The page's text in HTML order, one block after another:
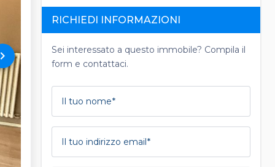
keyboard_arrow_right
RICHIEDI INFORMAZIONI
Sei interessato a questo immobile? Compila il
form e contattaci.
Il tuo nome
Il tuo indirizzo email